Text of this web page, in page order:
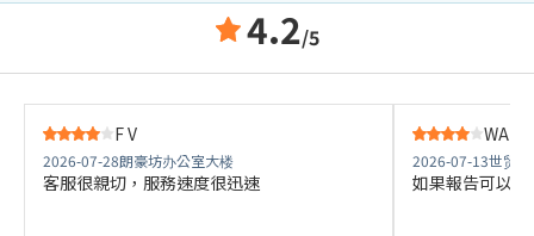
4.2/5
F V
2026-07-28朗豪坊办公室大楼
客服很親切，服務速度很迅速
2026-07-13世贸
如果報告可以